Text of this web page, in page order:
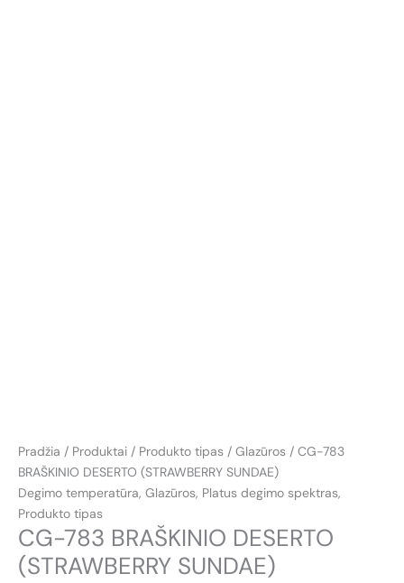
Pradžia / Produktai / Produkto tipas / Glazūros / CG-783
BRAŠKINIO DESERTO (STRAWBERRY SUNDAE)
Degimo temperatūra, Glazūros, Platus degimo spektras,
Produkto tipas
CG-783 BRAŠKINIO DESERTO
(STRAWBERRY SUNDAE)